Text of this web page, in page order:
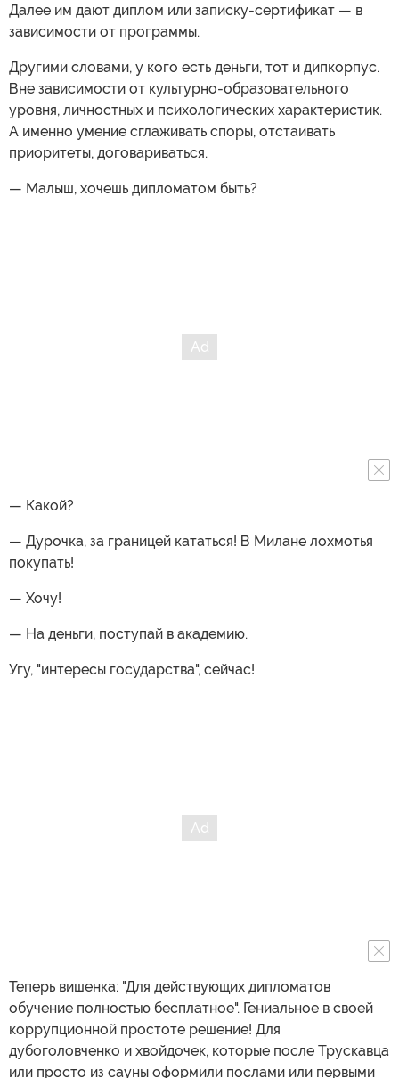
Далее им дают диплом или записку-сертификат — в
зависимости от программы.
Другими словами, у кого есть деньги, тот и дипкорпус.
Вне зависимости от культурно-образовательного
уровня, личностных и психологических характеристик.
А именно умение сглаживать споры, отстаивать
приоритеты, договариваться.
— Малыш, хочешь дипломатом быть?
— Какой?
— Дурочка, за границей кататься! В Милане лохмотья
покупать!
— Хочу!
— На деньги, поступай в академию.
Угу, "интересы государства", сейчас!
Теперь вишенка: "Для действующих дипломатов
обучение полностью бесплатное". Гениальное в своей
коррупционной простоте решение! Для
дубоголовченко и хвойдочек, которые после Трускавца
или просто из сауны оформили послами или первыми